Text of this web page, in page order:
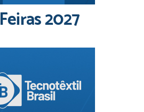
Feiras 2027